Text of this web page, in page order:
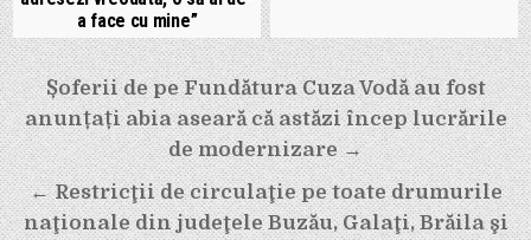
a face cu mine”
Navigare
în
articole
Șoferii de pe Fundătura Cuza Vodă au fost
anunțați abia aseară că astăzi încep lucrările
de modernizare →
← Restricţii de circulaţie pe toate drumurile
naţionale din judeţele Buzău, Galaţi, Brăila şi